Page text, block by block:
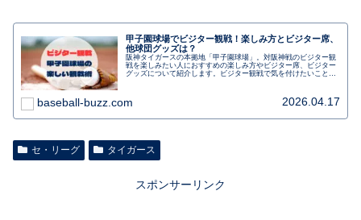
甲子園球場でビジター観戦！楽しみ方とビジター席、
他球団グッズは？
阪神タイガースの本拠地「甲子園球場」。対阪神戦のビジター観
戦を楽しみたい人におすすめの楽しみ方やビジター席、ビジター
グッズについて紹介します。ビジター観戦で気を付けたいことや
baseball-buzz.com 2026.04.17
セ・リーグ タイガース
スポンサーリンク